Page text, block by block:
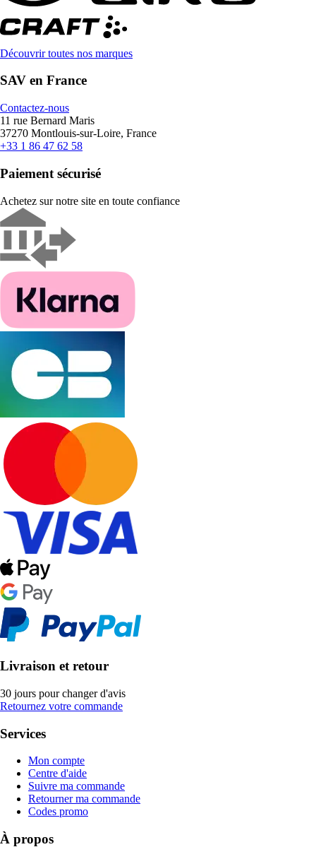
Découvrir toutes nos marques
SAV en France
Contactez-nous
11 rue Bernard Maris
37270 Montlouis-sur-Loire, France
+33 1 86 47 62 58
Paiement sécurisé
Achetez sur notre site en toute confiance
Livraison et retour
30 jours pour changer d'avis
Retournez votre commande
Services
Mon compte
Centre d'aide
Suivre ma commande
Retourner ma commande
Codes promo
À propos